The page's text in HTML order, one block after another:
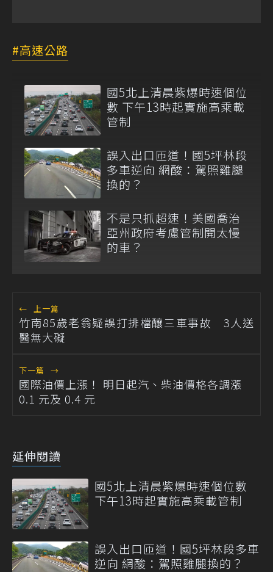
高速公路
國5北上清晨紫爆時速個位
數 下午13時起實施高乘載
管制
誤入出口匝道！國5坪林段
多車逆向 網酸：駕照雞腿
換的？
不是只抓超速！美國喬治
亞州政府考慮管制開太慢
的車？
← 上一篇
竹南85歲老翁疑誤打排檔釀三車事故 3人送
醫無大礙
下一篇 →
國際油價上漲！ 明日起汽、柴油價格各調漲
0.1 元及 0.4 元
延伸閱讀
國5北上清晨紫爆時速個位數
下午13時起實施高乘載管制
誤入出口匝道！國5坪林段多車
逆向 網酸：駕照雞腿換的？